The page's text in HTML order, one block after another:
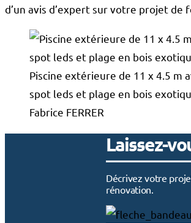
d’un avis d’expert sur votre projet de
Piscine extérieure de 11 x 4.5 m
spot leds et plage en bois
Fabrice FERRER
Laissez-
Décrivez votre
rénovation.